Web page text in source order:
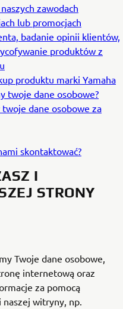
zawodach
lub promocjach
badanie opinii klientów,
produktów z
produktu marki Yamaha
twoje dane osobowe?
dane osobowe za
skontaktować?
I
STRONY
Twoje dane osobowe,
internetową oraz
za pomocą
witryny, np.